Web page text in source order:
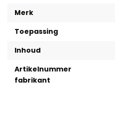
Merk
Toepassing
Inhoud
Artikelnummer
fabrikant